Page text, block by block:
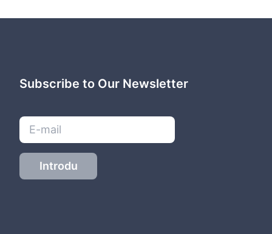
Subscribe to Our Newsletter
Introdu